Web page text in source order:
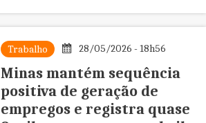
Trabalho 28/05/2026 - 18h56
Minas mantém sequência
positiva de geração de
empregos e registra quase